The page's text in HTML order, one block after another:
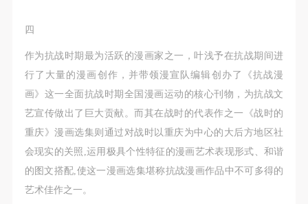
四
作为抗战时期最为活跃的漫画家之一，叶浅予在抗战期间进
行了大量的漫画创作，并带领漫宣队编辑创办了《抗战漫
画》这一全面抗战时期全国漫画运动的核心刊物，为抗战文
艺宣传做出了巨大贡献。而其在战时的代表作之一《战时的
重庆》漫画选集则通过对战时以重庆为中心的大后方地区社
会现实的关照,运用极具个性特征的漫画艺术表现形式、和谐
的图文搭配,使这一漫画选集堪称抗战漫画作品中不可多得的
艺术佳作之一。